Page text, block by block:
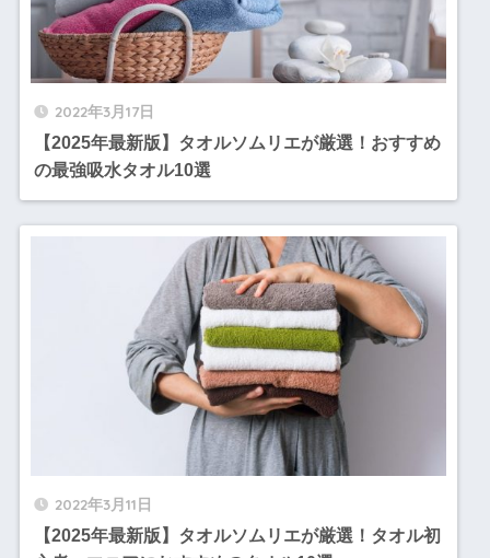
2022年3月17日
【2025年最新版】タオルソムリエが厳選！おすすめ
の最強吸水タオル10選
2022年3月11日
【2025年最新版】タオルソムリエが厳選！タオル初